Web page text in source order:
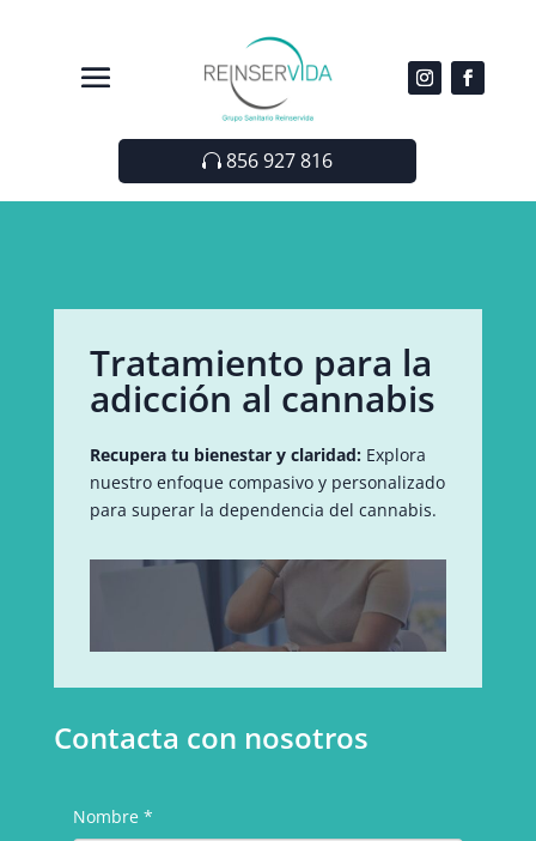
856 927 816
Tratamiento para la
adicción al cannabis
Recupera tu bienestar y claridad: Explora
nuestro enfoque compasivo y personalizado
para superar la dependencia del cannabis.
Contacta con nosotros